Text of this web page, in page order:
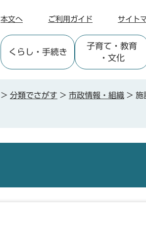
本文へ ご利用ガイド サイト
くらし ・手続き
子育て ・教育
・文化
> 分類でさがす > 市政情報・組織 > 施